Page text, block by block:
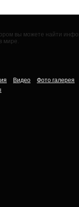
вы можете найти
мире.
Видео
Фото галерея